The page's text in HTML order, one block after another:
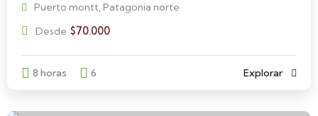
Puerto montt, Patagonia norte
Desde $70.000
8 horas 6 Explorar